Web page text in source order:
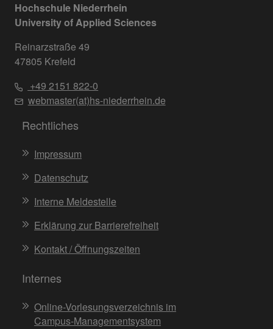
Hochschule Niederrhein
University of Applied Sciences
Reinarzstraße 49
47805 Krefeld
+49 2151 822-0
webmaster(at)hs-niederrhein.de
Rechtliches
Impressum
Datenschutz
Interne Meldestelle
Erklärung zur Barrierefreiheit
Kontakt / Öffnungszeiten
Internes
Online-Vorlesungsverzeichnis im
Campus-Managementsystem